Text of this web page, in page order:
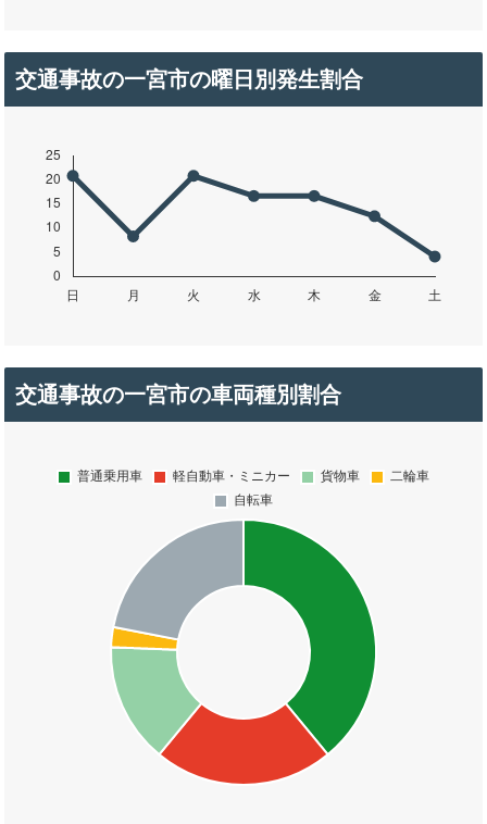
交通事故の一宮市の曜日別発生割合
交通事故の一宮市の車両種別割合